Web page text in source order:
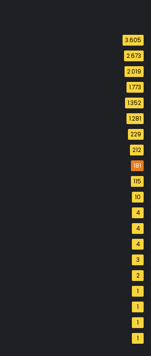
3.605
2.673
2.019
1.773
1.352
1.281
229
212
181
115
10
4
4
4
3
2
1
1
1
1